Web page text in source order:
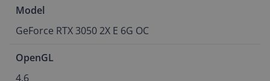
Model
GeForce RTX 3050 2X E 6G OC
OpenGL
4.6